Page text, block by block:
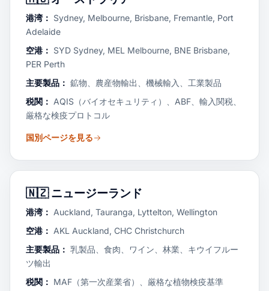
港湾： Sydney, Melbourne, Brisbane, Fremantle, Port
Adelaide
空港： SYD Sydney, MEL Melbourne, BNE Brisbane,
PER Perth
主要製品： 鉱物、農産物輸出、機械輸入、工業製品
税関： AQIS（バイオセキュリティ）、ABF、輸入関税、
厳格な検疫プロトコル
国別ページを見る
🇳🇿ニュージーランド
港湾： Auckland, Tauranga, Lyttelton, Wellington
空港： AKL Auckland, CHC Christchurch
主要製品： 乳製品、食肉、ワイン、林業、キウイフルー
ツ輸出
税関： MAF（第一次産業省）、厳格な植物検疫基準